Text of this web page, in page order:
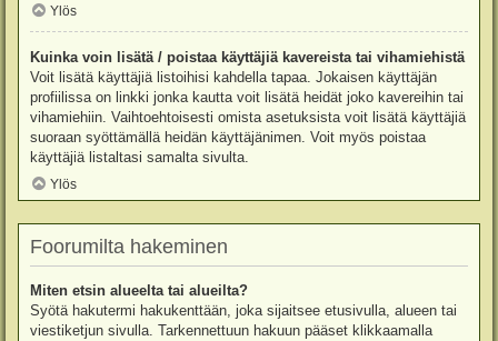
Ylös
Kuinka voin lisätä / poistaa käyttäjiä kavereista tai vihamiehistä
Voit lisätä käyttäjiä listoihisi kahdella tapaa. Jokaisen käyttäjän
profiilissa on linkki jonka kautta voit lisätä heidät joko kavereihin tai
vihamiehiin. Vaihtoehtoisesti omista asetuksista voit lisätä käyttäjiä
suoraan syöttämällä heidän käyttäjänimen. Voit myös poistaa
käyttäjiä listaltasi samalta sivulta.
Ylös
Foorumilta hakeminen
Miten etsin alueelta tai alueilta?
Syötä hakutermi hakukenttään, joka sijaitsee etusivulla, alueen tai
viestiketjun sivulla. Tarkennettuun hakuun pääset klikkaamalla